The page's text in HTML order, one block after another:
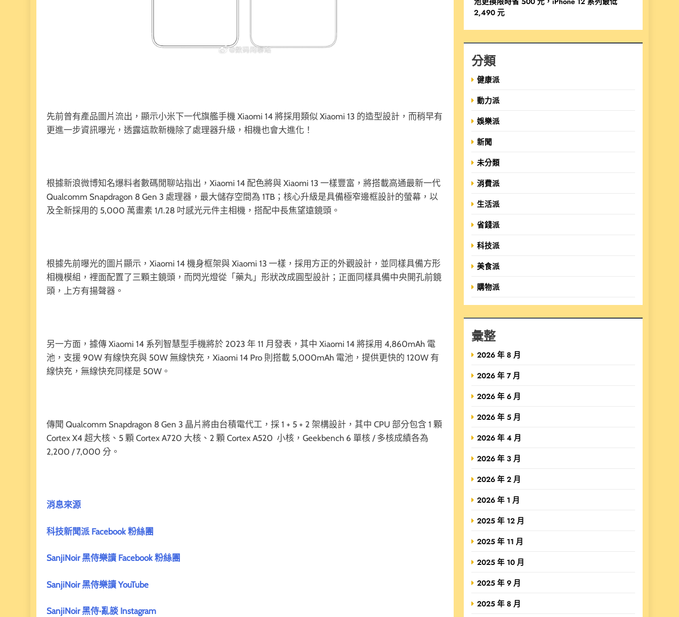
先前曾有產品圖片流出，顯示小米下一代旗艦手機 Xiaomi 14 將採用類似 Xiaomi 13 的造型設計，而稍早有
更進一步資訊曝光，透露這款新機除了處理器升級，相機也會大進化！
根據新浪微博知名爆料者數碼閒聊站指出，Xiaomi 14 配色將與 Xiaomi 13 一樣豐富，將搭載高通最新一代
Qualcomm Snapdragon 8 Gen 3 處理器，最大儲存空間為 1TB；核心升級是具備極窄邊框設計的螢幕，以
及全新採用的 5,000 萬畫素 1/1.28 吋感光元件主相機，搭配中長焦望遠鏡頭。
根據先前曝光的圖片顯示，Xiaomi 14 機身框架與 Xiaomi 13 一樣，採用方正的外觀設計，並同樣具備方形
相機模組，裡面配置了三顆主鏡頭，而閃光燈從「藥丸」形狀改成圓型設計；正面同樣具備中央開孔前鏡
頭，上方有揚聲器。
另一方面，據傳 Xiaomi 14 系列智慧型手機將於 2023 年 11 月發表，其中 Xiaomi 14 將採用 4,860mAh 電
池，支援 90W 有線快充與 50W 無線快充，Xiaomi 14 Pro 則搭載 5,000mAh 電池，提供更快的 120W 有
線快充，無線快充同樣是 50W。
傳聞 Qualcomm Snapdragon 8 Gen 3 晶片將由台積電代工，採 1 + 5 + 2 架構設計，其中 CPU 部分包含 1 顆
Cortex X4 超大核、5 顆 Cortex A720 大核、2 顆 Cortex A520 小核，Geekbench 6 單核 / 多核成績各為
2,200 / 7,000 分。
消息來源
科技新聞派 Facebook 粉絲團
SanjiNoir 黑侍樂讀 Facebook 粉絲團
SanjiNoir 黑侍樂讀 YouTube
SanjiNoir 黑侍·亂談 Instagram
2,490 元
分類
健康派
動力派
娛樂派
新聞
未分類
消費派
生活派
省錢派
科技派
美食派
購物派
彙整
2026 年 8 月
2026 年 7 月
2026 年 6 月
2026 年 5 月
2026 年 4 月
2026 年 3 月
2026 年 2 月
2026 年 1 月
2025 年 12 月
2025 年 11 月
2025 年 10 月
2025 年 9 月
2025 年 8 月